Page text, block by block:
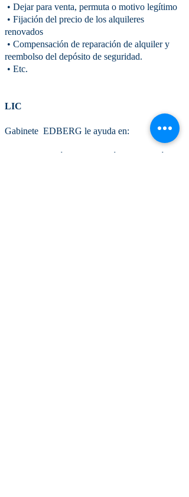
• Dejar para venta, permuta o motivo legítimo
• Fijación del precio de los alquileres
renovados
• Compensación de reparación de alquiler y
reembolso del depósito de seguridad.
• Etc.
LIC
Gabinete EDBERG le ayuda en:
• La constitución, modificación y disolución del